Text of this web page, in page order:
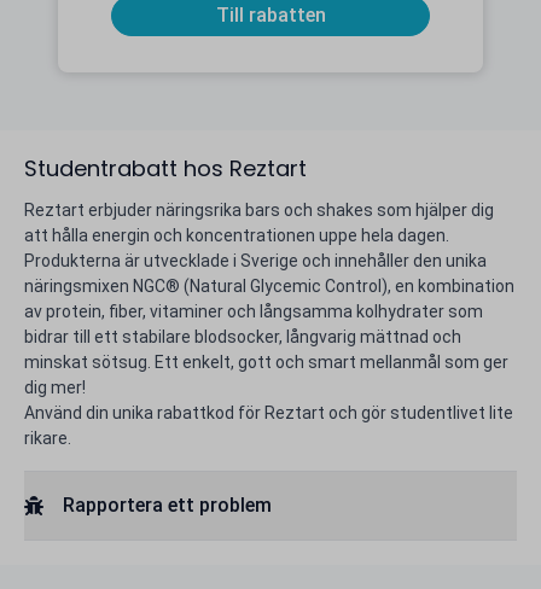
Till rabatten
Studentrabatt hos Reztart
Reztart erbjuder näringsrika bars och shakes som hjälper dig
att hålla energin och koncentrationen uppe hela dagen.
Produkterna är utvecklade i Sverige och innehåller den unika
näringsmixen NGC® (Natural Glycemic Control), en kombination
av protein, fiber, vitaminer och långsamma kolhydrater som
bidrar till ett stabilare blodsocker, långvarig mättnad och
minskat sötsug. Ett enkelt, gott och smart mellanmål som ger
dig mer!
Använd din unika rabattkod för Reztart och gör studentlivet lite
rikare.
Rapportera ett problem